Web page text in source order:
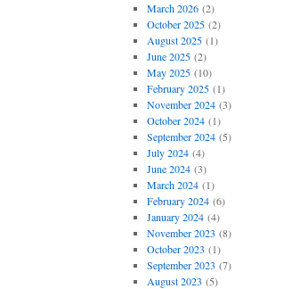
March 2026(2)
October 2025(2)
August 2025(1)
June 2025(2)
May 2025(10)
February 2025(1)
November 2024(3)
October 2024(1)
September 2024(5)
July 2024(4)
June 2024(3)
March 2024(1)
February 2024(6)
January 2024(4)
November 2023 (8)
October 2023 (1)
September 2023 (7)
August 2023 (5)